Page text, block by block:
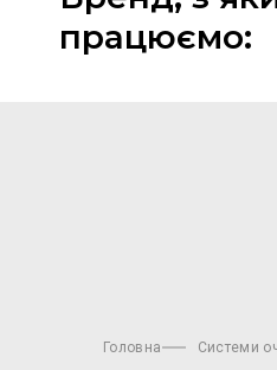
працюємо:
Головна Системи